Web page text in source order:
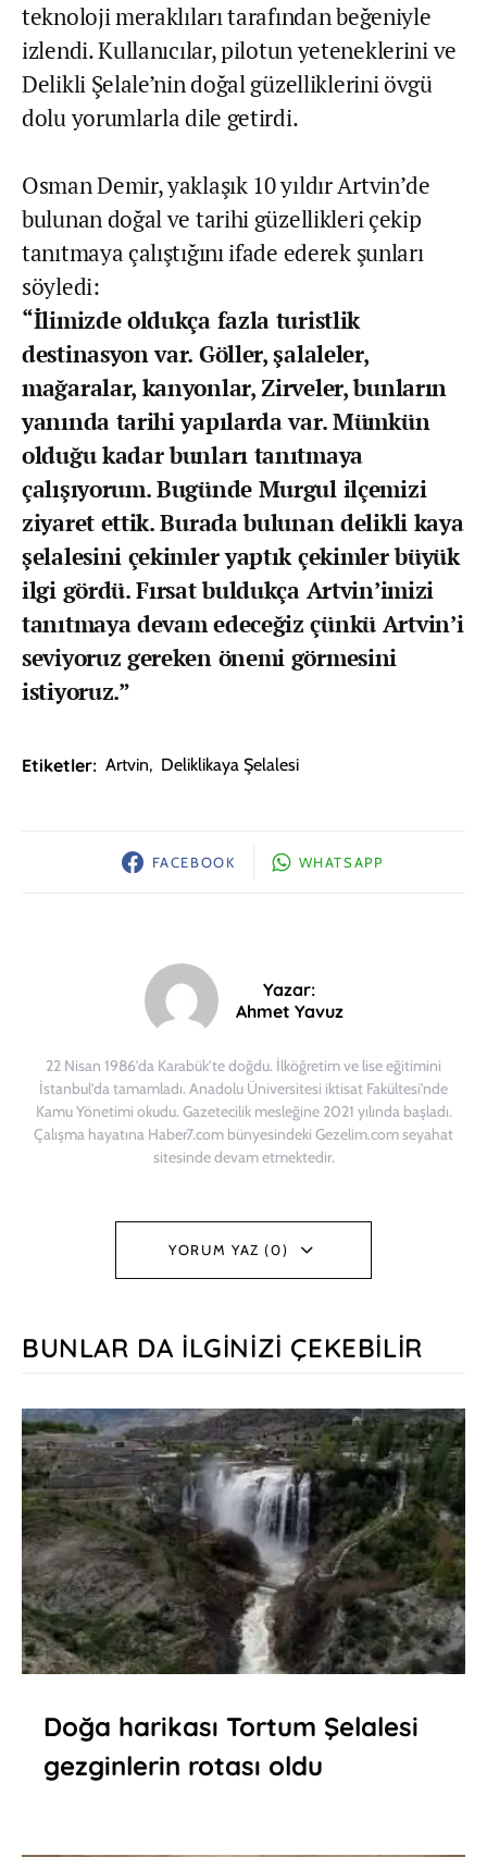
teknoloji meraklıları tarafından beğeniyle
izlendi. Kullanıcılar, pilotun yeteneklerini ve
Delikli Şelale’nin doğal güzelliklerini övgü
dolu yorumlarla dile getirdi.
Osman Demir, yaklaşık 10 yıldır Artvin’de
bulunan doğal ve tarihi güzellikleri çekip
tanıtmaya çalıştığını ifade ederek şunları
söyledi:
“İlimizde oldukça fazla turistlik
destinasyon var. Göller, şalaleler,
mağaralar, kanyonlar, Zirveler, bunların
yanında tarihi yapılarda var. Mümkün
olduğu kadar bunları tanıtmaya
çalışıyorum. Bugünde Murgul ilçemizi
ziyaret ettik. Burada bulunan delikli kaya
şelalesini çekimler yaptık çekimler büyük
ilgi gördü. Fırsat buldukça Artvin’imizi
tanıtmaya devam edeceğiz çünkü Artvin’i
seviyoruz gereken önemi görmesini
istiyoruz.”
Etiketler: Artvin, Deliklikaya Şelalesi
FACEBOOK WHATSAPP
Yazar:
Ahmet Yavuz
22 Nisan 1986’da Karabük’te doğdu. İlköğretim ve lise eğitimini
İstanbul’da tamamladı. Anadolu Üniversitesi iktisat Fakültesi’nde
Kamu Yönetimi okudu. Gazetecilik mesleğine 2021 yılında başladı.
Çalışma hayatına Haber7.com bünyesindeki Gezelim.com seyahat
sitesinde devam etmektedir.
YORUM YAZ (0)
BUNLAR DA İLGINIZI ÇEKEBILIR
Doğa harikası Tortum Şelalesi
gezginlerin rotası oldu